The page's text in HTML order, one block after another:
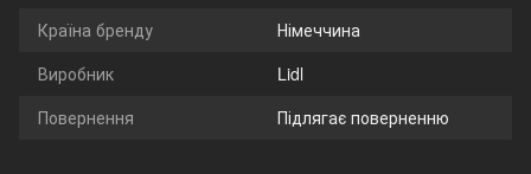
Країна бренду
Німеччина
Виробник
Lidl
Повернення
Підлягає поверненню